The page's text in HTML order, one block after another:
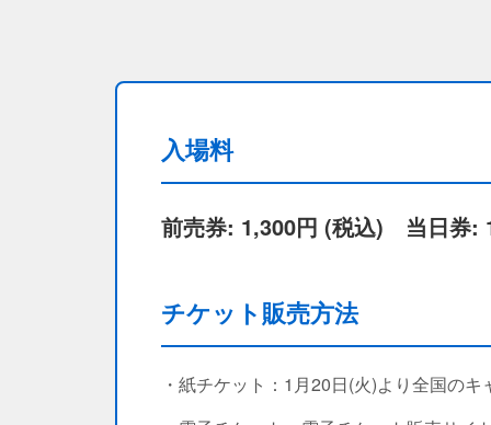
入場料
前売券: 1,300円 (税込) 当日券:
チケット販売方法
・紙チケット：1月20日(火)より全国の